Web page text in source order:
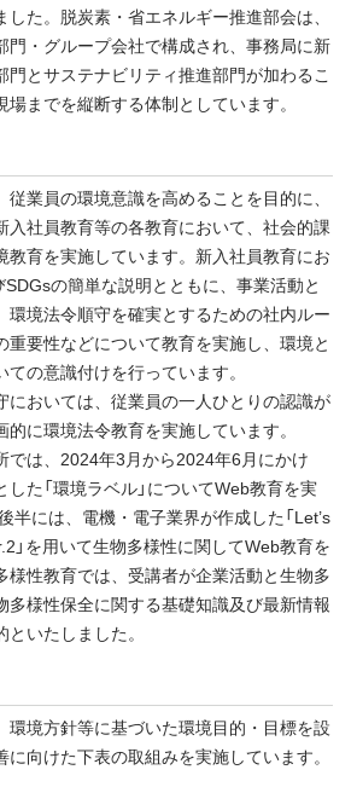
た。脱炭素・省エネルギー推進部会は、
門・グループ会社で構成され、事務局に新
門とサステナビリティ推進部門が加わるこ
までを縦断する体制としています。
業員の環境意識を高めることを目的に、
入社員教育等の各教育において、社会的課
教育を実施しています。新入社員教育にお
の簡単な説明とともに、事業活動と
環境法令順守を確実とするための社内ルー
重要性などについて教育を実施し、環境と
の意識付けを行っています。
においては、従業員の一人ひとりの認識が
に環境法令教育を実施しています。
では、2024年3月から2024年6月にかけ
た「環境ラベル」についてWeb教育を実
半には、電機・電子業界が作成した「Let’s
」を用いて生物多様性に関してWeb教育を
様性教育では、受講者が企業活動と生物多
多様性保全に関する基礎知識及び最新情報
いたしました。
環境方針等に基づいた環境目的・目標を設
向けた下表の取組みを実施しています。